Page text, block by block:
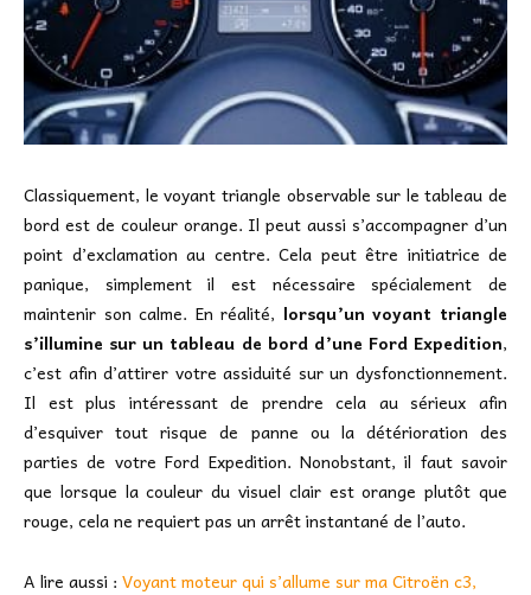
Classiquement, le voyant triangle observable sur le tableau de
bord est de couleur orange. Il peut aussi s’accompagner d’un
point d’exclamation au centre. Cela peut être initiatrice de
panique, simplement il est nécessaire spécialement de
maintenir son calme. En réalité, lorsqu’un voyant triangle
s’illumine sur un tableau de bord d’une Ford Expedition,
c’est afin d’attirer votre assiduité sur un dysfonctionnement.
Il est plus intéressant de prendre cela au sérieux afin
d’esquiver tout risque de panne ou la détérioration des
parties de votre Ford Expedition. Nonobstant, il faut savoir
que lorsque la couleur du visuel clair est orange plutôt que
rouge, cela ne requiert pas un arrêt instantané de l’auto.
A lire aussi : Voyant moteur qui s’allume sur ma Citroën c3,